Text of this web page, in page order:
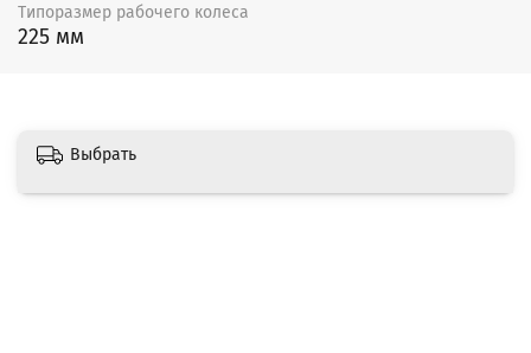
Типоразмер рабочего колеса
225 мм
Выбрать